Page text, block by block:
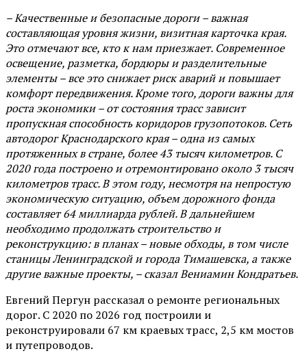
– Качественные и безопасные дороги – важная
составляющая уровня жизни, визитная карточка края.
Это отмечают все, кто к нам приезжает. Современное
освещение, разметка, бордюры и разделительные
элементы – все это снижает риск аварий и повышает
комфорт передвижения. Кроме того, дороги важны для
роста экономики – от состояния трасс зависит
пропускная способность коридоров грузопотоков. Сеть
автодорог Краснодарского края – одна из самых
протяженных в стране, более 43 тысяч километров. С
2020 года построено и отремонтировано около 3 тысяч
километров трасс. В этом году, несмотря на непростую
экономическую ситуацию, объем дорожного фонда
составляет 64 миллиарда рублей. В дальнейшем
необходимо продолжать строительство и
реконструкцию: в планах – новые обходы, в том числе
станицы Ленинградской и города Тимашевска, а также
другие важные проекты, – сказал Вениамин Кондратьев.
Евгений Пергун рассказал о ремонте региональных
дорог. С 2020 по 2026 год построили и
реконструировали 67 км краевых трасс, 2,5 км мостов
и путепроводов.